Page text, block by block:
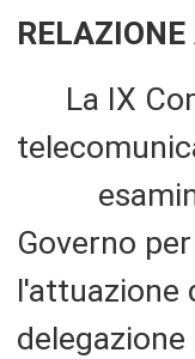
La IX
Governo
l'attuazione